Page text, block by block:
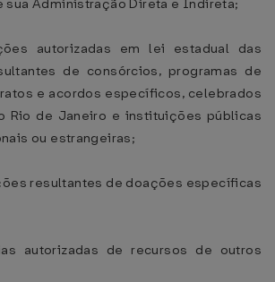
sua Administração Direta e Indireta;
autorizadas em lei estadual das
de consórcios, programas de
e acordos específicos, celebrados
Rio de Janeiro e instituições públicas
ou estrangeiras;
resultantes de doações específicas
autorizadas de recursos de outros